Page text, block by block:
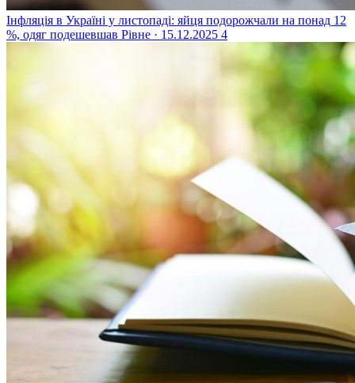
Інфляція в Україні у листопаді: яйця подорожчали на понад 12
%, одяг подешевшав Рівне · 15.12.2025 4